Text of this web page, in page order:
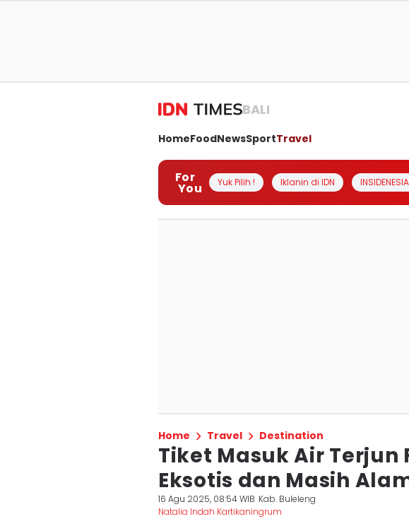
BALI
HomeFoodNewsSportTravel
For
You Yuk Pilih ! Iklanin di IDN INSIDENESIA
Home Travel Destination
Tiket Masuk Air Terjun
Eksotis dan Masih
16 Agu 2025, 08:54 WIB Kab. Buleleng
Natalia Indah Kartikaningrum